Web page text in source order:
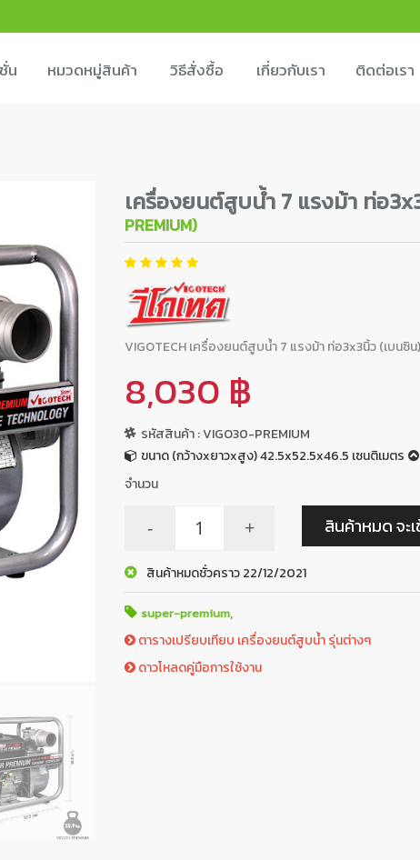
น หมวดหมู่สินค้า วิธีสั่งซื้อ เกี่ยวกับเรา ติดต่อเรา
เครื่องยนต์สูบน้ำ 7 แรงม้า ท่อ
PREMIUM)
VIGOTECH เครื่องยนต์สูบน้ำ 7 แรงม้า ท่อ3x3นิ้ว (เบนซิน)
8,030 ฿
รหัสสินค้า : VIGO30-PREMIUM
ขนาด (กว้างxยาวxสูง) 42.5x52.5x46.5 เซนติเมตร
จำนวน
- + สินค้าหมด จะเ
สินค้าหมดชั่วคราว 22/12/2021
super-premium,
ตารางเปรียบเทียบ เครื่องยนต์สูบน้ำ รุ่นต่างๆ
ดาวโหลดคู่มือการใช้งาน